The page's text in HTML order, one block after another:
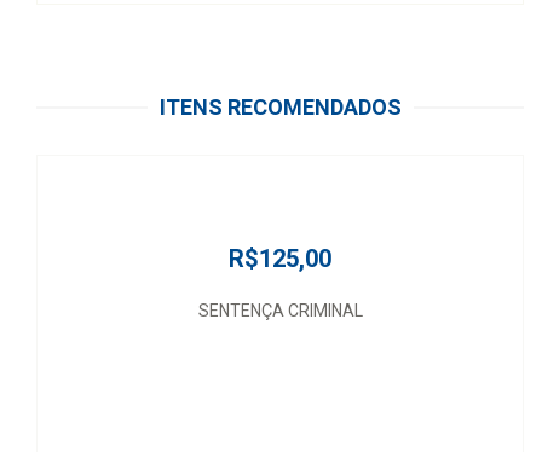
ITENS RECOMENDADOS
R$125,00
SENTENÇA CRIMINAL